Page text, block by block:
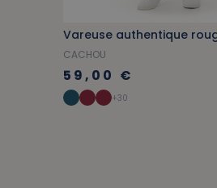
Vareuse authentique
CACHOU
59,00 €
+30